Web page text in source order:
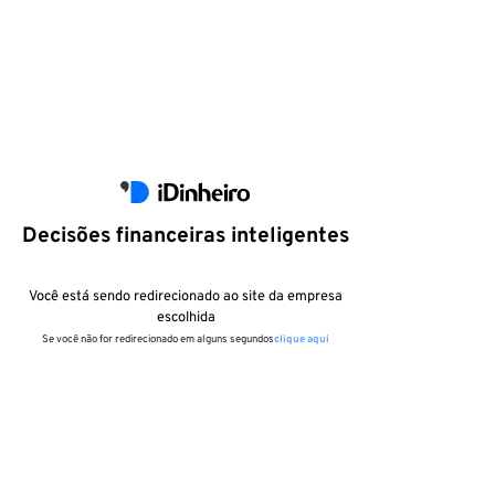
Decisões financeiras inteligentes
Você está sendo redirecionado ao site da empresa
escolhida
Se você não for redirecionado em alguns segundosclique aqui